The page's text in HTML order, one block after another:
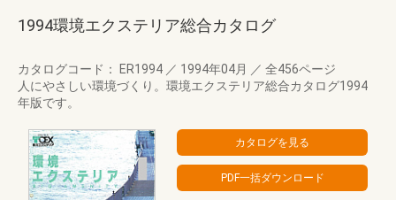
1994環境エクステリア総合カタログ
カタログコード： ER1994 ／ 1994年04月 ／ 全456ページ
人にやさしい環境づくり。環境エクステリア総合カタログ1994
年版です。